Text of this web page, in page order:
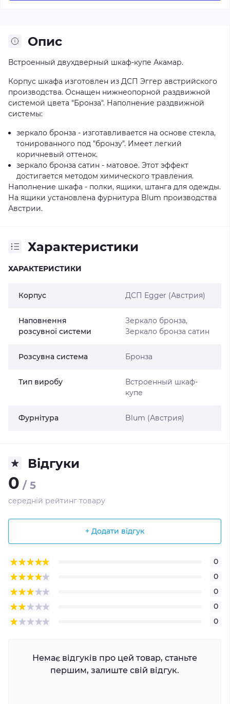
Опис
Встроенный двухдверный шкаф-купе Акамар.
Корпус шкафа изготовлен из ДСП Эггер австрийского
производства. Оснащен нижнеопорной раздвижной
системой цвета "Бронза". Наполнение раздвижной
системы:
зеркало бронза - изготавливается на основе стекла,
тонированного под "бронзу". Имеет легкий
коричневый оттенок.
зеркало бронза сатин - матовое. Этот эффект
достигается методом химического травления.
Наполнение шкафа - полки, ящики, штанга для одежды.
На ящики установлена фурнитура Blum производства
Австрии.
Характеристики
ХАРАКТЕРИСТИКИ
Корпус ДСП Egger (Австрия)
Наповнення
розсувної системи
Зеркало бронза,
Зеркало бронза сатин
Розсувна система Бронза
Тип виробу
Встроенный шкаф-
купе
Фурнітура Blum (Австрия)
Відгуки
0 / 5
середній рейтинг товару
+ Додати відгук
0
0
0
0
0
Немає відгуків про цей товар, станьте
першим, залиште свій відгук.